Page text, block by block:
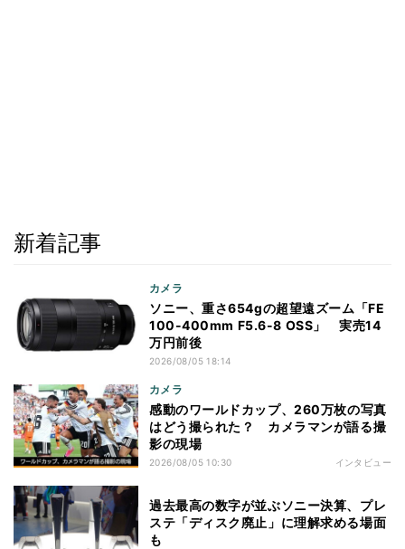
新着記事
カメラ
ソニー、重さ654gの超望遠ズーム「FE
100-400mm F5.6-8 OSS」 実売14
万円前後
2026/08/05 18:14
カメラ
感動のワールドカップ、260万枚の写真
はどう撮られた？ カメラマンが語る撮
影の現場
2026/08/05 10:30 インタビュー
過去最高の数字が並ぶソニー決算、プレ
ステ「ディスク廃止」に理解求める場面
も